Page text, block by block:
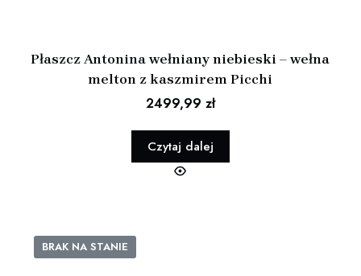
Płaszcz Antonina wełniany niebieski – wełna
melton z kaszmirem Picchi
2499,99 zł
Czytaj dalej
BRAK NA STANIE